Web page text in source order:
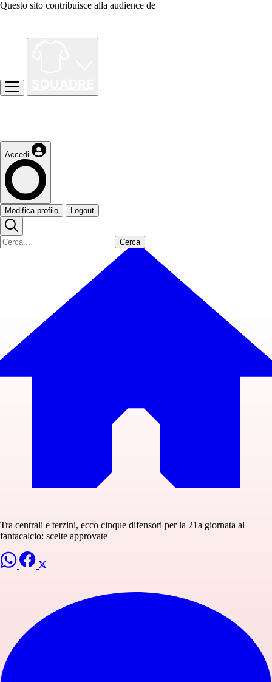
Questo sito contribuisce alla audience de
Accedi
Modifica profilo Logout
Cerca
Tra centrali e terzini, ecco cinque difensori per la 21a giornata al
fantacalcio: scelte approvate